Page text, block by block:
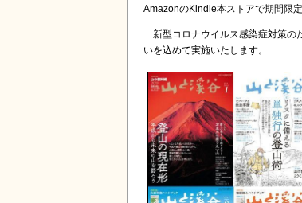
AmazonのKindle本ストアで期間限
新型コロナウイルス感染症対策の
いを込めて実施いたします。